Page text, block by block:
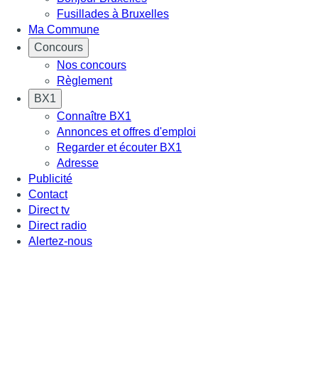
Fusillades à Bruxelles
Ma Commune
Concours
Nos concours
Règlement
BX1
Connaître BX1
Annonces et offres d'emploi
Regarder et écouter BX1
Adresse
Publicité
Contact
Direct tv
Direct radio
Alertez-nous